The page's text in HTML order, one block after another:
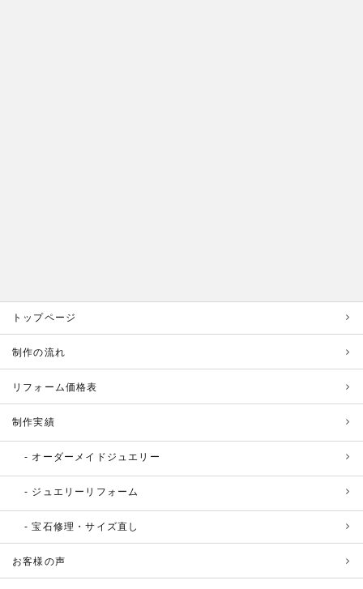
トップページ
制作の流れ
リフォーム価格表
制作実績
オーダーメイドジュエリー
ジュエリーリフォーム
宝石修理・サイズ直し
お客様の声